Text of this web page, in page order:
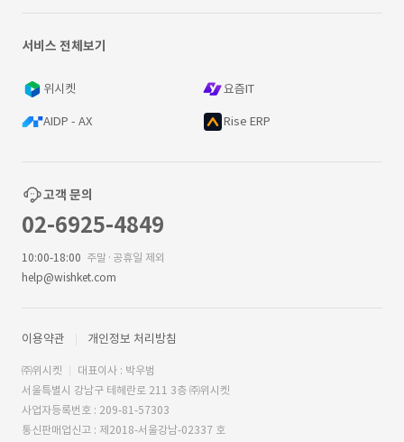
서비스 전체보기
위시켓 요즘IT
AIDP - AX Rise ERP
고객 문의
02-6925-4849
10:00-18:00 주말·공휴일 제외
help@wishket.com
이용약관 개인정보 처리방침
㈜위시켓
대표이사 : 박우범
서울특별시 강남구 테헤란로 211 3층 ㈜위시켓
사업자등록번호 : 209-81-57303
통신판매업신고 : 제2018-서울강남-02337 호